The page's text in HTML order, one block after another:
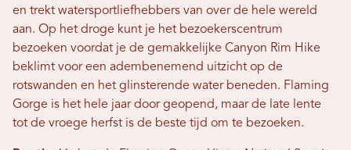
en trekt watersportliefhebbers van over de hele wereld
aan. Op het droge kunt je het bezoekerscentrum
bezoeken voordat je de gemakkelijke Canyon Rim Hike
beklimt voor een adembenemend uitzicht op de
rotswanden en het glinsterende water beneden. Flaming
Gorge is het hele jaar door geopend, maar de late lente
tot de vroege herfst is de beste tijd om te bezoeken.